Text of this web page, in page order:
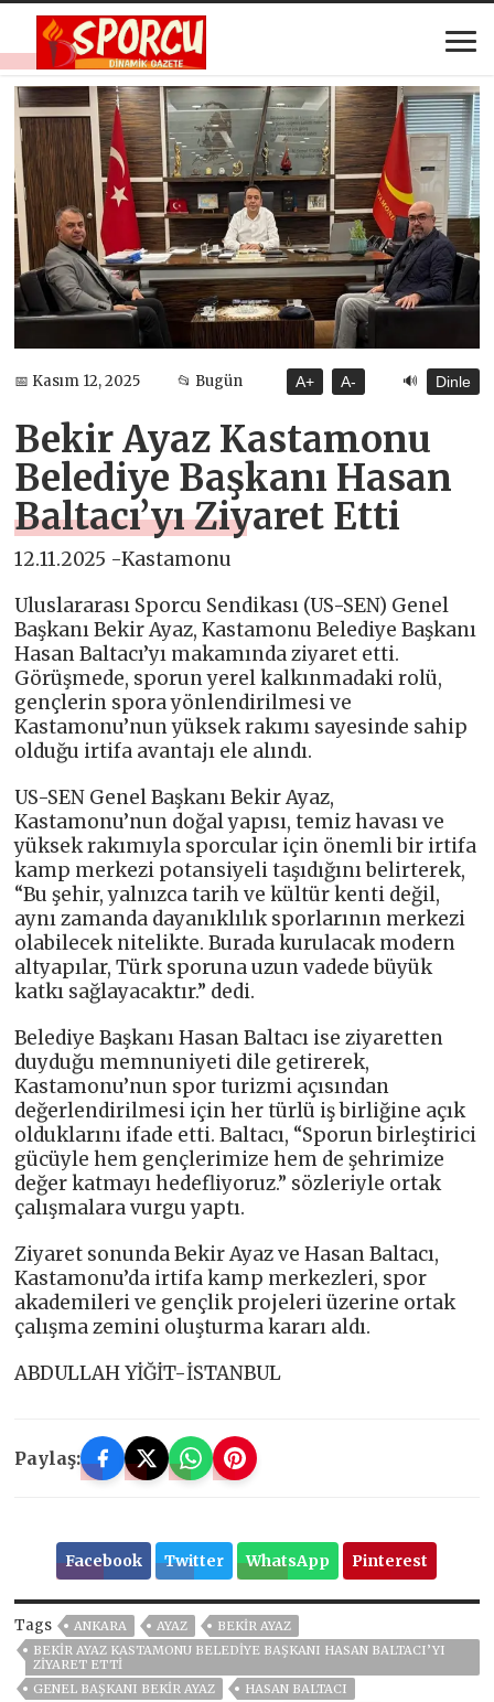
📅 Kasım 12, 2025 📂 Bugün A+ A- 🔊 Dinle
Bekir Ayaz Kastamonu
Belediye Başkanı Hasan
Baltacı’yı Ziyaret Etti
12.11.2025 -Kastamonu
Uluslararası Sporcu Sendikası (US-SEN) Genel
Başkanı Bekir Ayaz, Kastamonu Belediye Başkanı
Hasan Baltacı’yı makamında ziyaret etti.
Görüşmede, sporun yerel kalkınmadaki rolü,
gençlerin spora yönlendirilmesi ve
Kastamonu’nun yüksek rakımı sayesinde sahip
olduğu irtifa avantajı ele alındı.
US-SEN Genel Başkanı Bekir Ayaz,
Kastamonu’nun doğal yapısı, temiz havası ve
yüksek rakımıyla sporcular için önemli bir irtifa
kamp merkezi potansiyeli taşıdığını belirterek,
“Bu şehir, yalnızca tarih ve kültür kenti değil,
aynı zamanda dayanıklılık sporlarının merkezi
olabilecek nitelikte. Burada kurulacak modern
altyapılar, Türk sporuna uzun vadede büyük
katkı sağlayacaktır.” dedi.
Belediye Başkanı Hasan Baltacı ise ziyaretten
duyduğu memnuniyeti dile getirerek,
Kastamonu’nun spor turizmi açısından
değerlendirilmesi için her türlü iş birliğine açık
olduklarını ifade etti. Baltacı, “Sporun birleştirici
gücüyle hem gençlerimize hem de şehrimize
değer katmayı hedefliyoruz.” sözleriyle ortak
çalışmalara vurgu yaptı.
Ziyaret sonunda Bekir Ayaz ve Hasan Baltacı,
Kastamonu’da irtifa kamp merkezleri, spor
akademileri ve gençlik projeleri üzerine ortak
çalışma zemini oluşturma kararı aldı.
ABDULLAH YİĞİT-İSTANBUL
Paylaş:
Facebook Twitter WhatsApp Pinterest
Tags ANKARA AYAZ
BEKİR AYAZ
BEKIR AYAZ KASTAMONU BELEDIYE BAŞKANI HASAN BALTACI’YI
ZIYARET ETTI
GENEL BAŞKANI BEKIR AYAZ
HASAN BALTACI